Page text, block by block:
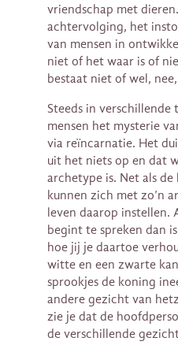
vriendschap met
achtervolging, het
van mensen in
niet of het waar is of
bestaat niet of wel,
Steeds in
mensen het mysterie
via reïncarnatie. Het
uit het niets op en dat
archetype is. Net als de
kunnen zich met zo’n
leven daarop instellen.
begint te spreken dan
hoe jij je daartoe
witte en een zwarte
sprookjes de koning
andere gezicht van
zie je dat de
de verschillende